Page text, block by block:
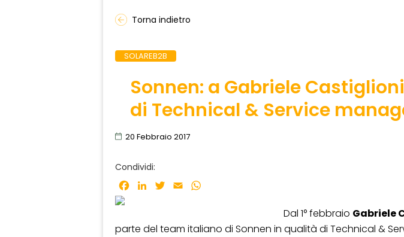
Torna indietro
SOLAREB2B
Sonnen: a Gabriele
di Technical & Service
20 Febbraio 2017
Condividi:
Facebook
LinkedInTwitter
Email
Dal 1° febbraio Gabriele
parte del team italiano di Sonnen in qualità di Technical &